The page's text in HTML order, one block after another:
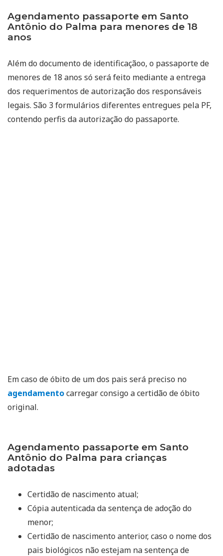
Agendamento passaporte em Santo
Antônio do Palma para menores de 18
anos
Além do documento de identificaçãoo, o passaporte de
menores de 18 anos só será feito mediante a entrega
dos requerimentos de autorização dos responsáveis
legais. São 3 formulários diferentes entregues pela PF,
contendo perfis da autorização do passaporte.
Em caso de óbito de um dos pais será preciso no
agendamentocarregar consigo a certidão de óbito
original.
Agendamento passaporte em Santo
Antônio do Palma para crianças
adotadas
Certidão de nascimento atual;
Cópia autenticada da sentença de adoção do
menor;
Certidão de nascimento anterior, caso o nome dos
pais biológicos não estejam na sentença de